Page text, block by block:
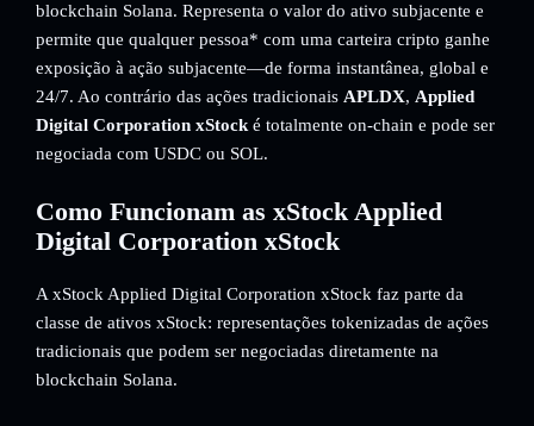
blockchain Solana. Representa o valor do ativo subjacente e
permite que qualquer pessoa* com uma carteira cripto ganhe
exposição à ação subjacente—de forma instantânea, global e
24/7. Ao contrário das ações tradicionais APLDX, Applied
Digital Corporation xStock é totalmente on-chain e pode ser
negociada com USDC ou SOL.
Como Funcionam as xStock Applied
Digital Corporation xStock
A xStock Applied Digital Corporation xStock faz parte da
classe de ativos xStock: representações tokenizadas de ações
tradicionais que podem ser negociadas diretamente na
blockchain Solana.